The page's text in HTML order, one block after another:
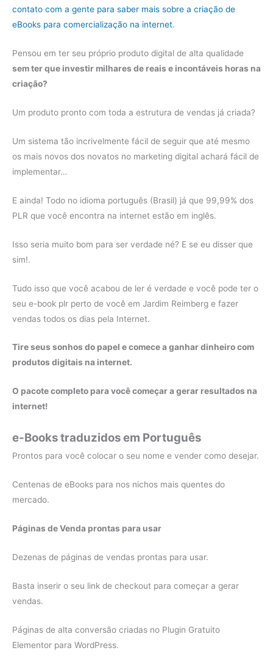
contato com a gente para saber mais sobre a criação de
eBooks para comercialização na internet.
Pensou em ter seu próprio produto digital de alta qualidade
sem ter que investir milhares de reais e incontáveis horas na
criação?
Um produto pronto com toda a estrutura de vendas já criada?
Um sistema tão incrivelmente fácil de seguir que até mesmo
os mais novos dos novatos no marketing digital achará fácil de
implementar…
E ainda! Todo no idioma português (Brasil) já que 99,99% dos
PLR que você encontra na internet estão em inglês.
Isso seria muito bom para ser verdade né? E se eu disser que
sim!.
Tudo isso que você acabou de ler é verdade e você pode ter o
seu e-book plr perto de você em Jardim Reimberg e fazer
vendas todos os dias pela Internet.
Tire seus sonhos do papel e comece a ganhar dinheiro com
produtos digitais na internet.
O pacote completo para você começar a gerar resultados na
internet!
e-Books traduzidos em Português
Prontos para você colocar o seu nome e vender como desejar.
Centenas de eBooks para nos nichos mais quentes do
mercado.
Páginas de Venda prontas para usar
Dezenas de páginas de vendas prontas para usar.
Basta inserir o seu link de checkout para começar a gerar
vendas.
Páginas de alta conversão criadas no Plugin Gratuito
Elementor para WordPress.